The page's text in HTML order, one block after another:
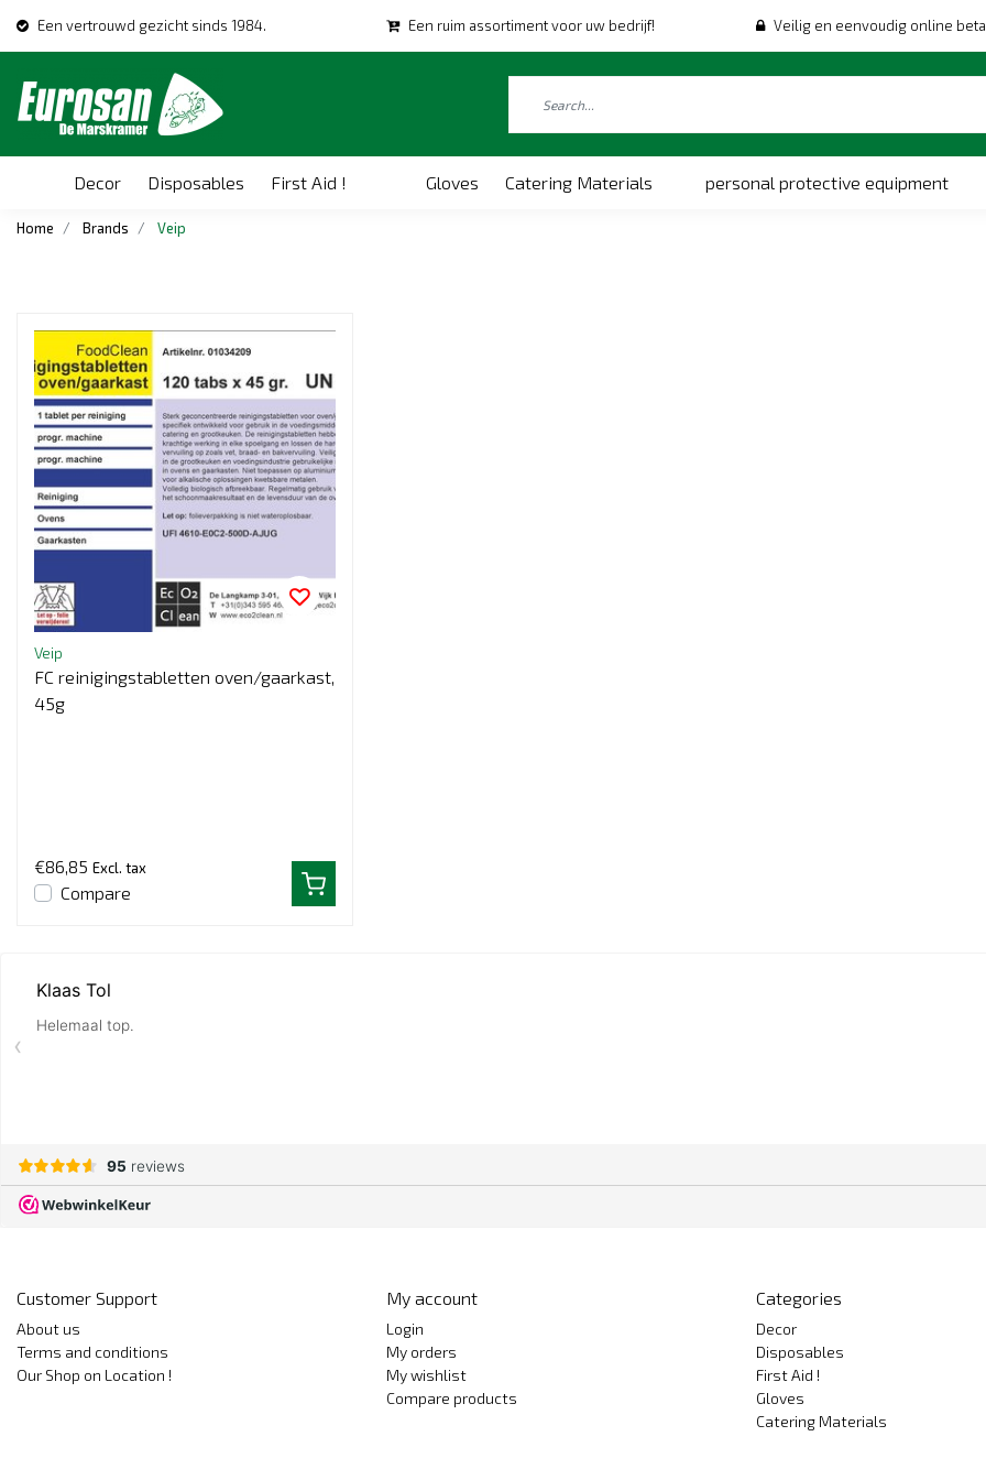
Een vertrouwd gezicht sinds 1984. Een ruim assortiment voor uw bedrijf! Veilig en eenvoudig online
Decor Disposables First Aid ! Gloves Catering Materials personal protective equipment
Home Brands Veip
Veip
FC reinigingstabletten oven/gaarkast,
45g
€86,85 Excl. tax
Compare
Customer Support
About us
Terms and conditions
Our Shop on Location !
My account
Login
My orders
My wishlist
Compare products
Categories
Decor
Disposables
First Aid !
Gloves
Catering Materials